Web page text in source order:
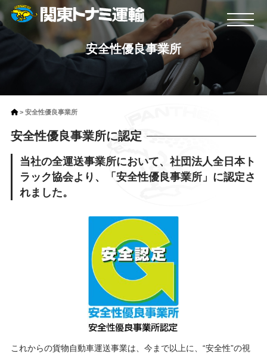
Contents
メッセージ
サービス案内
倉庫事業
会社概要
事業所案内
安全性優良事業所
採用情報
個人情報保護方針
各種約款等
関東トナミ運輸株式会社
東京都中央区日本橋横山町4-5 福田ビル5階
お問合せフォーム
Copyright(C)KANTO TONAMI Transportation Co.,Ltd. All Rights Reserved.
安全性優良事業所
安全性優良事業所
安全性優良事業所に認定
当社の全運送事業所において、社団法人全日本ト
ラック協会より、「安全性優良事業所」に認定さ
れました。
これからの貨物自動車運送事業は、今まで以上に、“安全性”の視